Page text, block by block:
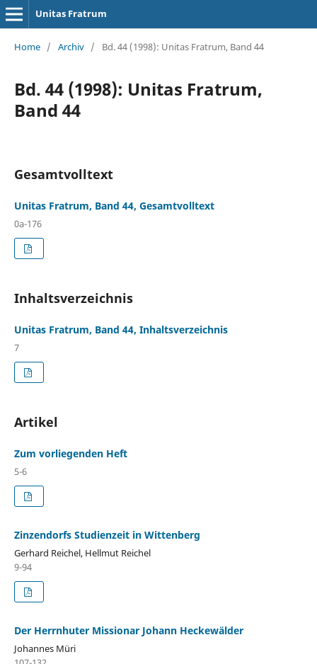
Unitas Fratrum
Home / Archiv / Bd. 44 (1998): Unitas Fratrum, Band 44
Bd. 44 (1998): Unitas Fratrum,
Band 44
Gesamtvolltext
Unitas Fratrum, Band 44, Gesamtvolltext
0a-176
Inhaltsverzeichnis
Unitas Fratrum, Band 44, Inhaltsverzeichnis
7
Artikel
Zum vorliegenden Heft
5-6
Zinzendorfs Studienzeit in Wittenberg
Gerhard Reichel, Hellmut Reichel
9-94
Der Herrnhuter Missionar Johann Heckewälder
Johannes Müri